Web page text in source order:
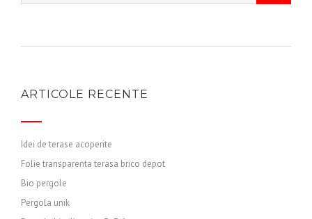
ARTICOLE RECENTE
Idei de terase acoperite
Folie transparenta terasa brico depot
Bio pergole
Pergola unik